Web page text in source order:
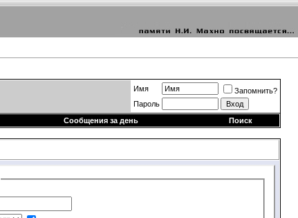
Имя
Запомнить?
Пароль
Сообщения за день Поиск